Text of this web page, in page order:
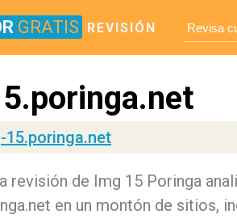
GRATIS REVISIÓN
15.poringa.net
revisión de Img 15 Poringa
en un montón de sitios,